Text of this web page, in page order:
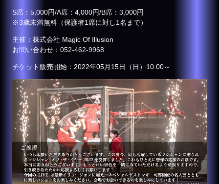
S席：5,000円/A席：4,000円/B席：3,000円
※3歳未満無料（保護者1席に対し1名まで）
主催：株式会社 Magic Of Illusion
お問い合わせ： 052-462-9968
チケット販売開始：2022年05月15日（日）10:00～